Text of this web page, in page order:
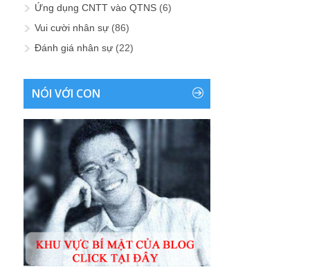
Ứng dụng CNTT vào QTNS (6)
Vui cười nhân sự (86)
Đánh giá nhân sự (22)
NÓI VỚI CON